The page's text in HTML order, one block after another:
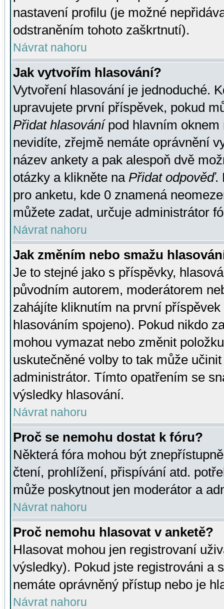
nastavení profilu (je možné
odstraněním tohoto zaškrtnutí).
Návrat nahoru
Jak vytvořím hlasování?
Vytvoření hlasování je jednoduché.
upravujete první příspěvek, pokud
Přidat hlasovánípod hlavním oknem
nevidíte, zřejmě nemáte oprávnění
název ankety a pak alespoň dvě
otázky a klikněte na Přidat odpověď.
pro anketu, kde 0 znamená
můžete zadat, určuje administrátor
Návrat nahoru
Jak změním nebo smažu
Je to stejné jako s příspěvky,
původním autorem, moderátorem
zahájíte kliknutím na první
hlasováním spojeno). Pokud nikdo
mohou vymazat nebo změnit
uskutečněné volby to tak může
administrátor. Tímto opatřením se
výsledky hlasování.
Návrat nahoru
Proč se nemohu dostat k fóru?
Některá fóra mohou být
čtení, prohlížení, přispívání atd.
může poskytnout jen moderátor a
Návrat nahoru
Proč nemohu hlasovat v anketě?
Hlasovat mohou jen registrovaní
výsledky). Pokud jste registrováni a
nemáte oprávněný přístup nebo je
Návrat nahoru